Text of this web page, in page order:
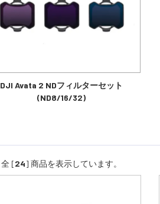
DJI Avata 2 NDフィルターセット
(ND8/16/32)
全 [24] 商品を表示しています。